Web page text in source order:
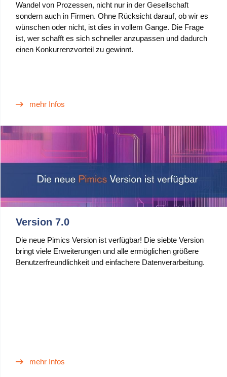
Wandel von Prozessen, nicht nur in der Gesellschaft
sondern auch in Firmen. Ohne Rücksicht darauf, ob wir es
wünschen oder nicht, ist dies in vollem Gange. Die Frage
ist, wer schafft es sich schneller anzupassen und dadurch
einen Konkurrenzvorteil zu gewinnt.
mehr Infos
Version 7.0
Die neue Pimics Version ist verfügbar! Die siebte Version
bringt viele Erweiterungen und alle ermöglichen größere
Benutzerfreundlichkeit und einfachere Datenverarbeitung.
mehr Infos